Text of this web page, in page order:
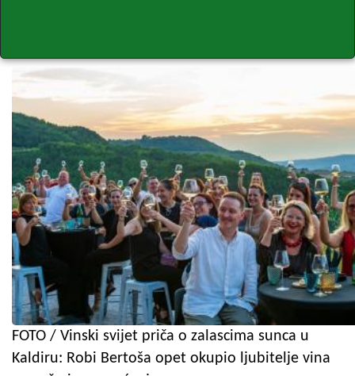
FOTO / Vinski svijet priča o zalascima sunca u
Kaldiru: Robi Bertoša opet okupio ljubitelje vina